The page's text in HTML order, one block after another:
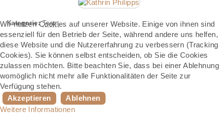
Kategorie:Team
Wir nutzen Cookies auf unserer Website. Einige von ihnen sind
essenziell für den Betrieb der Seite, während andere uns helfen,
diese Website und die Nutzererfahrung zu verbessern (Tracking
Cookies). Sie können selbst entscheiden, ob Sie die Cookies
zulassen möchten. Bitte beachten Sie, dass bei einer Ablehnung
womöglich nicht mehr alle Funktionalitäten der Seite zur
Verfügung stehen.
Akzeptieren
Ablehnen
Weitere Informationen